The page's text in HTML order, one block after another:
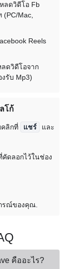
ลดวิดีโอ Fb
Mac,
Reels
ดวิดีโอจาก
รับ Mp3)
โก้
คลิกที่ แชร์
และ
คัดลอกไว้ในช่อง
รณ์ของคุณ.
คืออะไร?